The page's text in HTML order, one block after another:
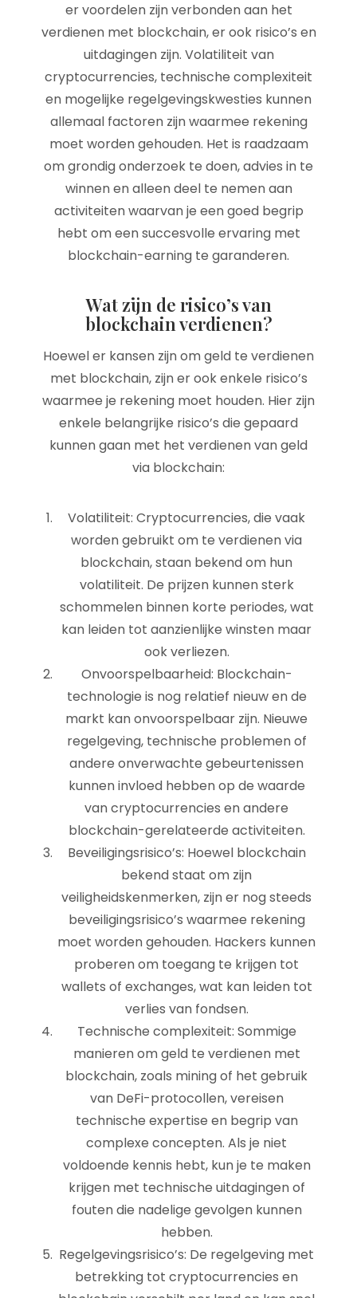
er voordelen zijn verbonden aan het
verdienen met blockchain, er ook risico’s en
uitdagingen zijn. Volatiliteit van
cryptocurrencies, technische complexiteit
en mogelijke regelgevingskwesties kunnen
allemaal factoren zijn waarmee rekening
moet worden gehouden. Het is raadzaam
om grondig onderzoek te doen, advies in te
winnen en alleen deel te nemen aan
activiteiten waarvan je een goed begrip
hebt om een succesvolle ervaring met
blockchain-earning te garanderen.
Wat zijn de risico’s van
blockchain verdienen?
Hoewel er kansen zijn om geld te verdienen
met blockchain, zijn er ook enkele risico’s
waarmee je rekening moet houden. Hier zijn
enkele belangrijke risico’s die gepaard
kunnen gaan met het verdienen van geld
via blockchain:
Volatiliteit: Cryptocurrencies, die vaak
worden gebruikt om te verdienen via
blockchain, staan bekend om hun
volatiliteit. De prijzen kunnen sterk
schommelen binnen korte periodes, wat
kan leiden tot aanzienlijke winsten maar
ook verliezen.
Onvoorspelbaarheid: Blockchain-
technologie is nog relatief nieuw en de
markt kan onvoorspelbaar zijn. Nieuwe
regelgeving, technische problemen of
andere onverwachte gebeurtenissen
kunnen invloed hebben op de waarde
van cryptocurrencies en andere
blockchain-gerelateerde activiteiten.
Beveiligingsrisico’s: Hoewel blockchain
bekend staat om zijn
veiligheidskenmerken, zijn er nog steeds
beveiligingsrisico’s waarmee rekening
moet worden gehouden. Hackers kunnen
proberen om toegang te krijgen tot
wallets of exchanges, wat kan leiden tot
verlies van fondsen.
Technische complexiteit: Sommige
manieren om geld te verdienen met
blockchain, zoals mining of het gebruik
van DeFi-protocollen, vereisen
technische expertise en begrip van
complexe concepten. Als je niet
voldoende kennis hebt, kun je te maken
krijgen met technische uitdagingen of
fouten die nadelige gevolgen kunnen
hebben.
Regelgevingsrisico’s: De regelgeving met
betrekking tot cryptocurrencies en